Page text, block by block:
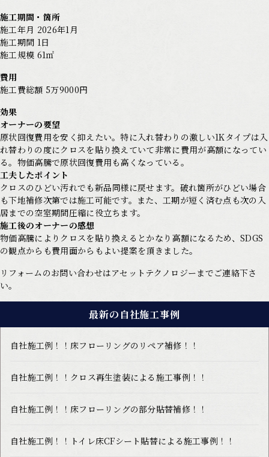
施工期間・箇所
施工年月 2026年1月
施工期間 1日
施工規模 61㎡
費用
施工費総額 5万9000円
効果
オーナーの要望
原状回復費用を安く抑えたい。特に入れ替わりの激しい1Kタイプは入
れ替わりの度にクロスを貼り換えていて非常に費用が高額になってい
る。物価高騰で原状回復費用も高くなっている。
工夫したポイント
クロスのひどい汚れでも新品同様に戻せます。破れ箇所がひどい場合
も下地補修次第では施工可能です。また、工期が短く済む点も次の入
居までの空室期間圧縮に役立ちます。
施工後のオーナーの感想
物価高騰によりクロスを貼り換えるとかなり高額になるため、SDGS
の観点からも費用面からもよい提案を頂きました。
リフォームのお問い合わせはアセットテクノロジーまでご連絡下さ
い。
最新の自社施工事例
自社施工例！！床フローリングのリペア補修！！
自社施工例！！クロス再生塗装による施工事例！！
自社施工例！！床フローリングの部分貼替補修！！
自社施工例！！トイレ床CFシート貼替による施工事例！！